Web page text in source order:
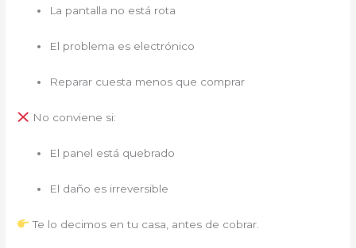
La pantalla no está rota
El problema es electrónico
Reparar cuesta menos que comprar
No conviene si:
El panel está quebrado
El daño es irreversible
Te lo decimos en tu casa, antes de cobrar.